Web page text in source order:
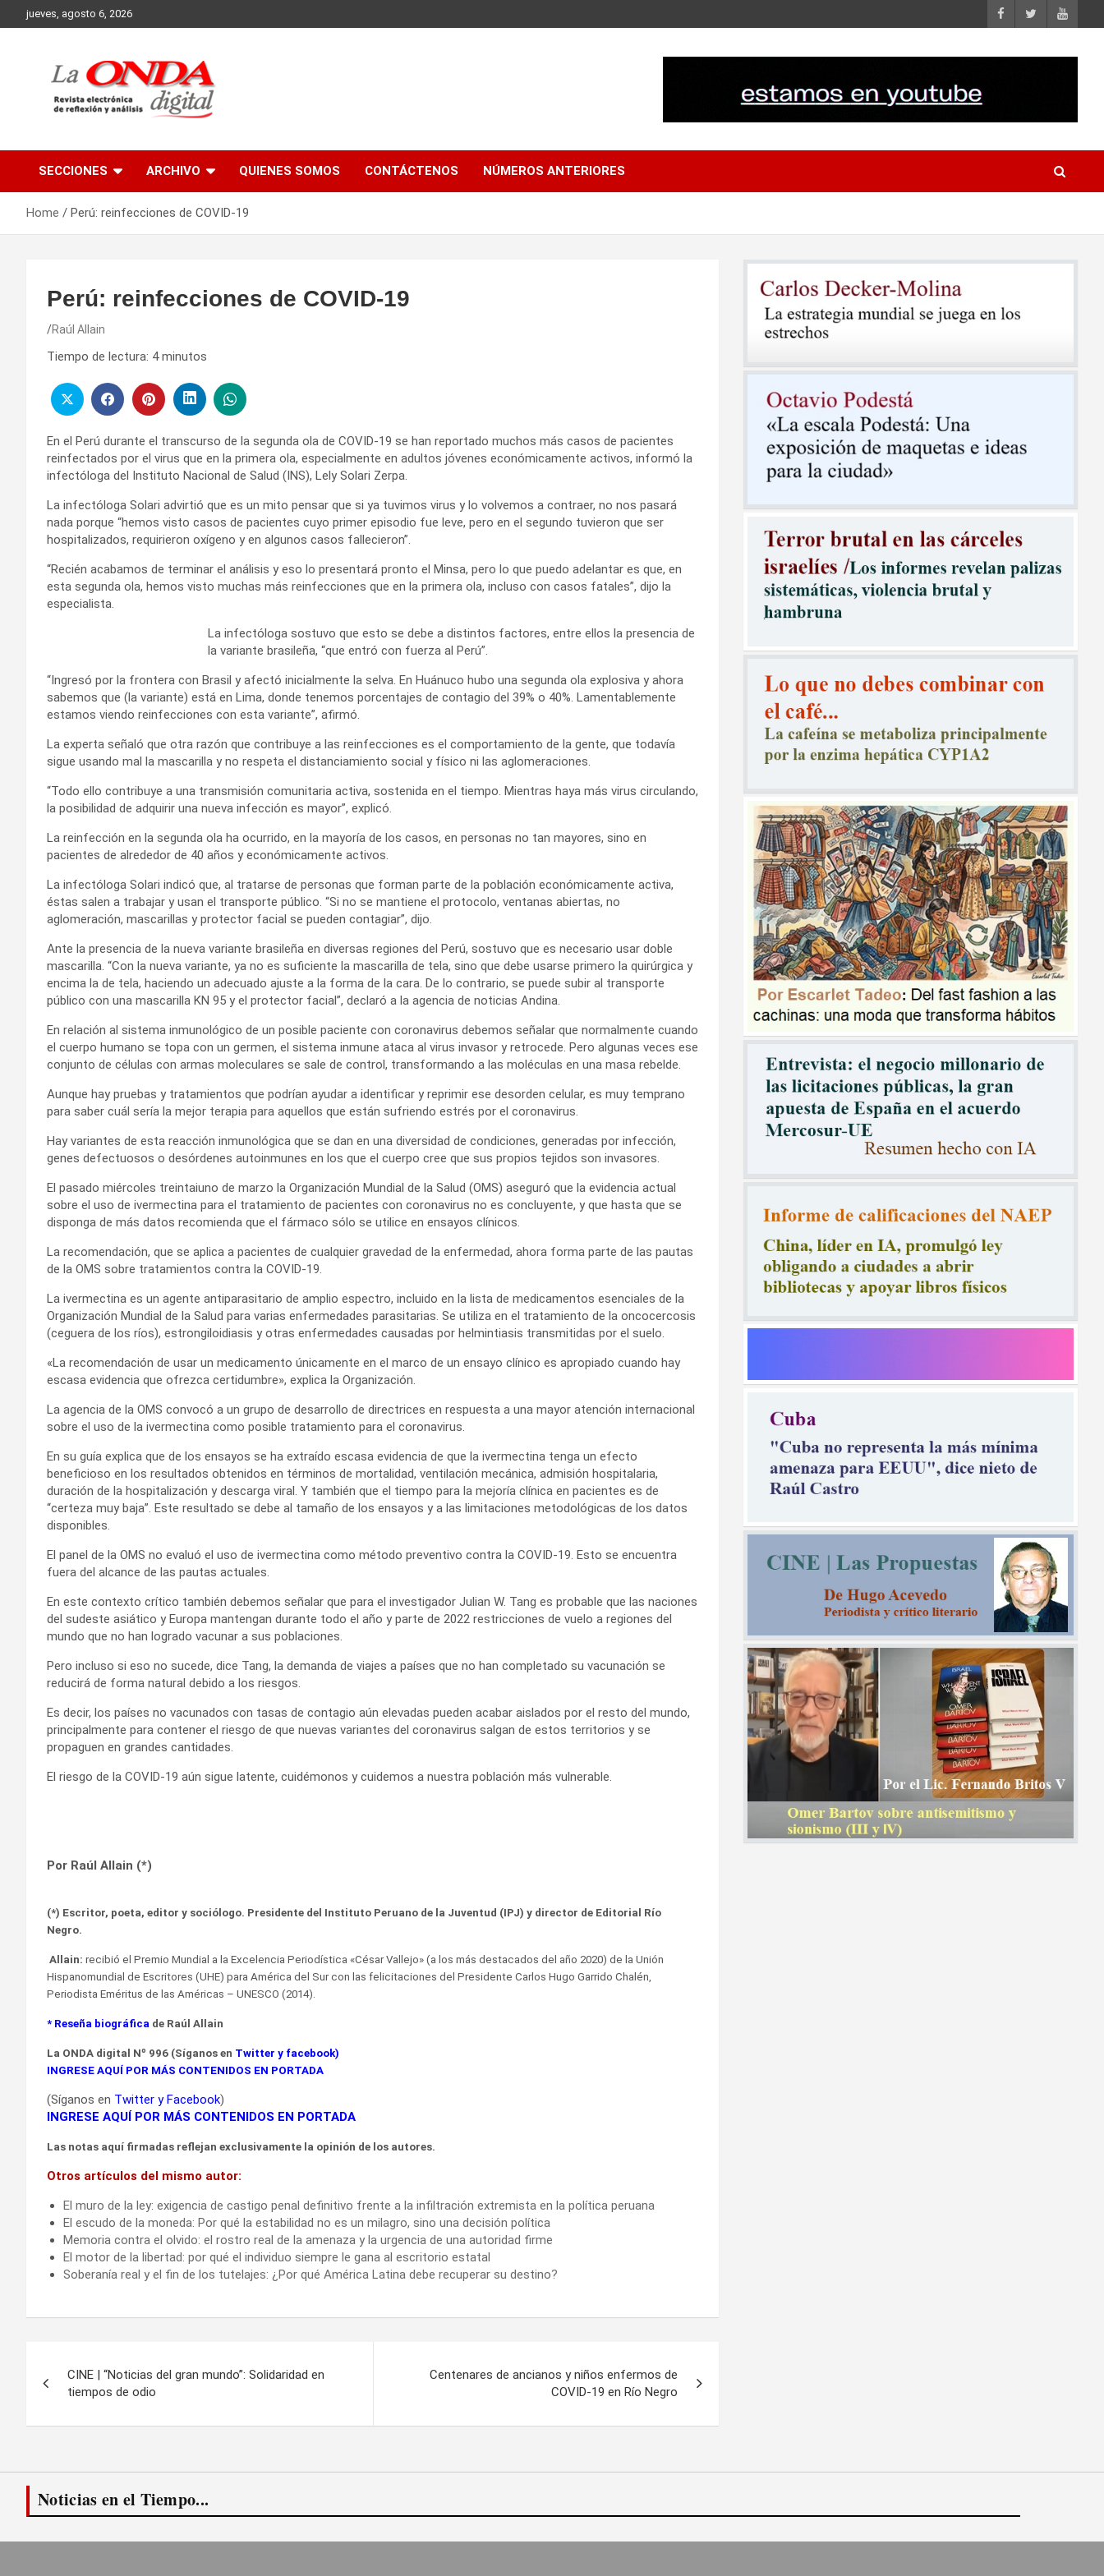
to
jueves, agosto 6, 2026
SECCIONES ARCHIVO QUIENES SOMOS CONTÁCTENOS NÚMEROS ANTERIORES
Home Perú: reinfecciones de COVID-19
Perú: reinfecciones de COVID-19
Raúl Allain
Tiempo de lectura: 4 minutos
En el Perú durante el transcurso de la segunda ola de COVID-19 se han reportado muchos más casos de pacientes
reinfectados por el virus que en la primera ola, especialmente en adultos jóvenes económicamente activos, informó la
infectóloga del Instituto Nacional de Salud (INS), Lely Solari Zerpa.
La infectóloga Solari advirtió que es un mito pensar que si ya tuvimos virus y lo volvemos a contraer, no nos pasará
nada porque “hemos visto casos de pacientes cuyo primer episodio fue leve, pero en el segundo tuvieron que ser
hospitalizados, requirieron oxígeno y en algunos casos fallecieron”.
“Recién acabamos de terminar el análisis y eso lo presentará pronto el Minsa, pero lo que puedo adelantar es que, en
esta segunda ola, hemos visto muchas más reinfecciones que en la primera ola, incluso con casos fatales”, dijo la
especialista.
La infectóloga sostuvo que esto se debe a distintos factores, entre ellos la presencia de
la variante brasileña, “que entró con fuerza al Perú”.
“Ingresó por la frontera con Brasil y afectó inicialmente la selva. En Huánuco hubo una segunda ola explosiva y ahora
sabemos que (la variante) está en Lima, donde tenemos porcentajes de contagio del 39% o 40%. Lamentablemente
estamos viendo reinfecciones con esta variante”, afirmó.
La experta señaló que otra razón que contribuye a las reinfecciones es el comportamiento de la gente, que todavía
sigue usando mal la mascarilla y no respeta el distanciamiento social y físico ni las aglomeraciones.
“Todo ello contribuye a una transmisión comunitaria activa, sostenida en el tiempo. Mientras haya más virus circulando,
la posibilidad de adquirir una nueva infección es mayor”, explicó.
La reinfección en la segunda ola ha ocurrido, en la mayoría de los casos, en personas no tan mayores, sino en
pacientes de alrededor de 40 años y económicamente activos.
La infectóloga Solari indicó que, al tratarse de personas que forman parte de la población económicamente activa,
éstas salen a trabajar y usan el transporte público. “Si no se mantiene el protocolo, ventanas abiertas, no
aglomeración, mascarillas y protector facial se pueden contagiar”, dijo.
Ante la presencia de la nueva variante brasileña en diversas regiones del Perú, sostuvo que es necesario usar doble
mascarilla. “Con la nueva variante, ya no es suficiente la mascarilla de tela, sino que debe usarse primero la quirúrgica y
encima la de tela, haciendo un adecuado ajuste a la forma de la cara. De lo contrario, se puede subir al transporte
público con una mascarilla KN 95 y el protector facial”, declaró a la agencia de noticias Andina.
En relación al sistema inmunológico de un posible paciente con coronavirus debemos señalar que normalmente cuando
el cuerpo humano se topa con un germen, el sistema inmune ataca al virus invasor y retrocede. Pero algunas veces ese
conjunto de células con armas moleculares se sale de control, transformando a las moléculas en una masa rebelde.
Aunque hay pruebas y tratamientos que podrían ayudar a identificar y reprimir ese desorden celular, es muy temprano
para saber cuál sería la mejor terapia para aquellos que están sufriendo estrés por el coronavirus.
Hay variantes de esta reacción inmunológica que se dan en una diversidad de condiciones, generadas por infección,
genes defectuosos o desórdenes autoinmunes en los que el cuerpo cree que sus propios tejidos son invasores.
El pasado miércoles treintaiuno de marzo la Organización Mundial de la Salud (OMS) aseguró que la evidencia actual
sobre el uso de ivermectina para el tratamiento de pacientes con coronavirus no es concluyente, y que hasta que se
disponga de más datos recomienda que el fármaco sólo se utilice en ensayos clínicos.
La recomendación, que se aplica a pacientes de cualquier gravedad de la enfermedad, ahora forma parte de las pautas
de la OMS sobre tratamientos contra la COVID-19.
La ivermectina es un agente antiparasitario de amplio espectro, incluido en la lista de medicamentos esenciales de la
Organización Mundial de la Salud para varias enfermedades parasitarias. Se utiliza en el tratamiento de la oncocercosis
(ceguera de los ríos), estrongiloidiasis y otras enfermedades causadas por helmintiasis transmitidas por el suelo.
«La recomendación de usar un medicamento únicamente en el marco de un ensayo clínico es apropiado cuando hay
escasa evidencia que ofrezca certidumbre», explica la Organización.
La agencia de la OMS convocó a un grupo de desarrollo de directrices en respuesta a una mayor atención internacional
sobre el uso de la ivermectina como posible tratamiento para el coronavirus.
En su guía explica que de los ensayos se ha extraído escasa evidencia de que la ivermectina tenga un efecto
beneficioso en los resultados obtenidos en términos de mortalidad, ventilación mecánica, admisión hospitalaria,
duración de la hospitalización y descarga viral. Y también que el tiempo para la mejoría clínica en pacientes es de
“certeza muy baja”. Este resultado se debe al tamaño de los ensayos y a las limitaciones metodológicas de los datos
disponibles.
El panel de la OMS no evaluó el uso de ivermectina como método preventivo contra la COVID-19. Esto se encuentra
fuera del alcance de las pautas actuales.
En este contexto crítico también debemos señalar que para el investigador Julian W. Tang es probable que las naciones
del sudeste asiático y Europa mantengan durante todo el año y parte de 2022 restricciones de vuelo a regiones del
mundo que no han logrado vacunar a sus poblaciones.
Pero incluso si eso no sucede, dice Tang, la demanda de viajes a países que no han completado su vacunación se
reducirá de forma natural debido a los riesgos.
Es decir, los países no vacunados con tasas de contagio aún elevadas pueden acabar aislados por el resto del mundo,
principalmente para contener el riesgo de que nuevas variantes del coronavirus salgan de estos territorios y se
propaguen en grandes cantidades.
El riesgo de la COVID-19 aún sigue latente, cuidémonos y cuidemos a nuestra población más vulnerable.
Por Raúl Allain (*)
(*) Escritor, poeta, editor y sociólogo. Presidente del Instituto Peruano de la Juventud (IPJ) y director de Editorial Río
Negro.
Allain: recibió el Premio Mundial a la Excelencia Periodística «César Vallejo» (a los más destacados del año 2020) de la Unión
Hispanomundial de Escritores (UHE) para América del Sur con las felicitaciones del Presidente Carlos Hugo Garrido Chalén,
Periodista Eméritus de las Américas – UNESCO (2014).
* Reseña biográfica de Raúl Allain
La ONDA digital Nº 996 (Síganos en Twitter y facebook)
INGRESE AQUÍ POR MÁS CONTENIDOS EN PORTADA
(Síganos en Twitter yFacebook)
INGRESE AQUÍ POR MÁS CONTENIDOS EN PORTADA
Las notas aquí firmadas reflejan exclusivamente la opinión de los autores.
Otros artículos del mismo autor:
El muro de la ley: exigencia de castigo penal definitivo frente a la infiltración extremista en la política peruana
El escudo de la moneda: Por qué la estabilidad no es un milagro, sino una decisión política
Memoria contra el olvido: el rostro real de la amenaza y la urgencia de una autoridad firme
El motor de la libertad: por qué el individuo siempre le gana al escritorio estatal
Soberanía real y el fin de los tutelajes: ¿Por qué América Latina debe recuperar su destino?
de
entradas
CINE | “Noticias del gran mundo”: Solidaridad en
tiempos de odio
Centenares de ancianos y niños enfermos de
COVID-19 en Río Negro
Noticias en el Tiempo...